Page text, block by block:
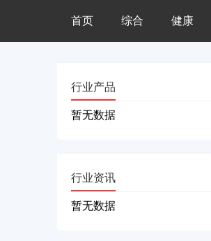
首页 综合 健康
行业产品
暂无数据
行业资讯
暂无数据